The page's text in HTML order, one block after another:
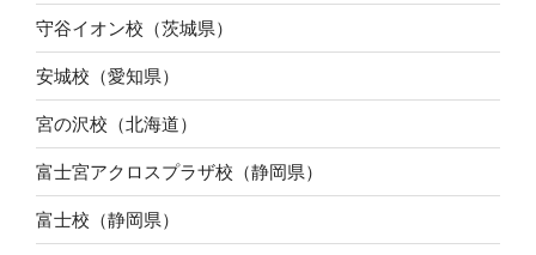
守谷イオン校（茨城県）
安城校（愛知県）
宮の沢校（北海道）
富士宮アクロスプラザ校（静岡県）
富士校（静岡県）